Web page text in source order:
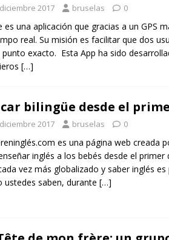
ocupada por 10 jóvenes trabajadores
2017 bruselas 0
es una aplicación que gracias a un GPS
real. Su misión es facilitar que dos
punto exacto. Esta App ha sido
[…]
bilingüe desde el
2017 bruselas 0
es una página web creada
inglés a los bebés desde el primer
vez más globalizado y saber inglés es
ustedes saben, durante […]